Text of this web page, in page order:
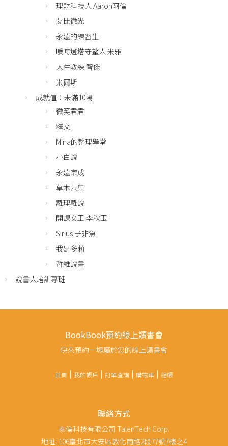
理財科技人 Aaron阿倫
艾比微光
永遠的練習生
暖時燈塔守望人 米雅
人生教練 智傑
米爾斯
成就值：未滿10場
微笑君君
釋文
Mina的整理學堂
小白說
永遠宗成
草木云集
羅理羅說
開課女王 李秋玉
Sirius 子非魚
我是多莉
哲維說書
說書人培訓專班
BookBook預約線上讀書會
快來預約一場屬於您的線上讀書會
首頁 我的帳戶 訂單查詢 購物車 結帳
聯絡方式
泰倫科技有限公司 TalenTech Corp.
地址: 106臺北市大安區敦化南路2段77號7樓之4